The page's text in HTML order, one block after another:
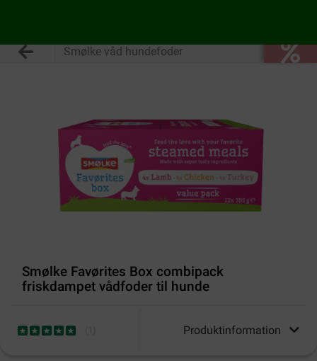
Smølke våd hundefoder
Smølke Favørites Box combipack
friskdampet vådfoder til hunde
Produktinformation